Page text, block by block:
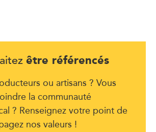
être référencés
ou artisans ? Vous
la communauté
? Renseignez votre point de
nos valeurs !